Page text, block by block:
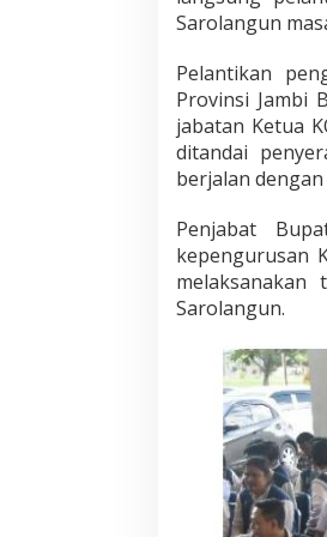
Sarolangun
Pelantikan
Provinsi Jambi
jabatan Ketua
ditandai
berjalan dengan
Penjabat
kepengurusan
melaksanakan
Sarolangun.